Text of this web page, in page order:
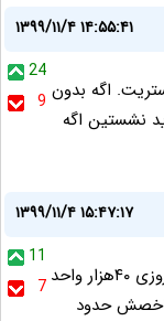
۱۳۹۹/۱۱/۴ ۱۴:۵۵:۴۱
24
9 اگه بدون
نشستین اگه
۱۳۹۹/۱۱/۴ ۱۵:۴۷:۱۷
11
7 بورس ایران جاییه که با ۱۱هزار میلیارد معامله روزی ۴۰هزار واحد
حدود